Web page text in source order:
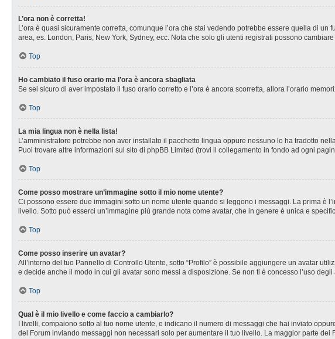
L’ora non è corretta!
L’ora è quasi sicuramente corretta, comunque l’ora che stai vedendo potrebbe essere quella di
area, es. London, Paris, New York, Sydney, ecc. Nota che solo gli utenti registrati possono
Top
Ho cambiato il fuso orario ma l’ora è ancora sbagliata
Se sei sicuro di aver impostato il fuso orario corretto e l’ora è ancora scorretta, allora l’orario
Top
La mia lingua non è nella lista!
L’amministratore potrebbe non aver installato il pacchetto lingua oppure nessuno lo ha tradotto
Puoi trovare altre informazioni sul sito di phpBB Limited (trovi il collegamento in fondo ad ogni
Top
Come posso mostrare un’immagine sotto il mio nome utente?
Ci possono essere due immagini sotto un nome utente quando si leggono i messaggi. La prima è
livello. Sotto può esserci un’immagine più grande nota come avatar, che in genere è unica e
Top
Come posso inserire un avatar?
All’interno del tuo Pannello di Controllo Utente, sotto “Profilo” è possibile aggiungere un avatar
e decide anche il modo in cui gli avatar sono messi a disposizione. Se non ti è concesso l’uso
Top
Qual è il mio livello e come faccio a cambiarlo?
I livelli, compaiono sotto al tuo nome utente, e indicano il numero di messaggi che hai inviato
del Forum inviando messaggi non necessari solo per aumentare il tuo livello. La maggior parte